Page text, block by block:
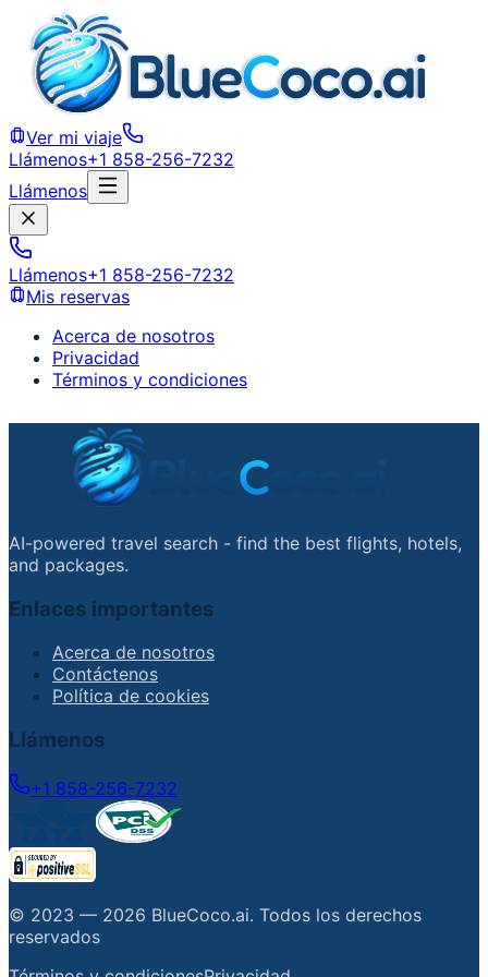
Ver mi viaje
Llámenos+1 858-256-7232
Llámenos
Llámenos+1 858-256-7232
Mis reservas
Acerca de nosotros
Privacidad
Términos y condiciones
AI-powered travel search - find the best flights, hotels,
and packages.
Enlaces importantes
Acerca de nosotros
Contáctenos
Política de cookies
Llámenos
+1 858-256-7232
© 2023 — 2026 BlueCoco.ai. Todos los derechos
reservados